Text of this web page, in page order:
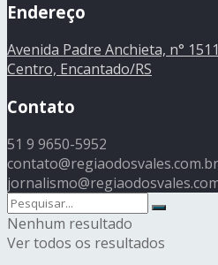
Endereço
Avenida Padre Anchieta, n°
Centro, Encantado/RS
Contato
51 9 9650-5952
contato@regiaodosvales.com.br
Nenhum resultado
Ver todos os resultados